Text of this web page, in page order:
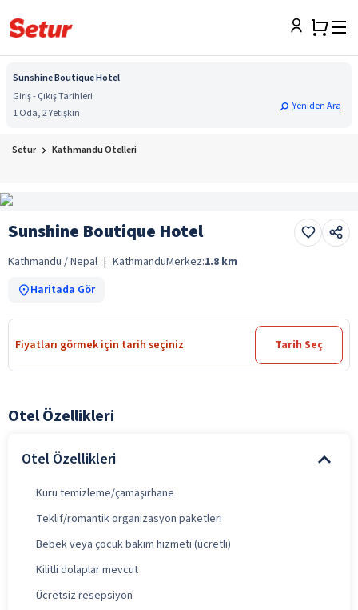
Sunshine Boutique Hotel
Giriş - Çıkış Tarihleri
1 Oda, 2 Yetişkin
Yeniden Ara
Setur Kathmandu Otelleri
Sunshine Boutique Hotel
Kathmandu / Nepal | KathmanduMerkez:1.8 km
Haritada Gör
Fiyatları görmek için tarih seçiniz Tarih Seç
Otel Özellikleri
Otel Özellikleri
Kuru temizleme/çamaşırhane
Teklif/romantik organizasyon paketleri
Bebek veya çocuk bakım hizmeti (ücretli)
Kilitli dolaplar mevcut
Ücretsiz resepsiyon